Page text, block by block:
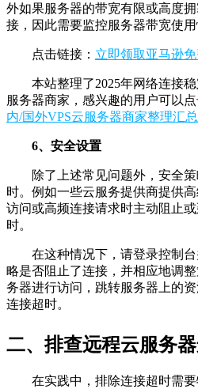
外如果服务器的带宽有限或高度
接，因此需要监控服务器带宽使用
点击链接： 立即领取亚马逊
本站整理了2025年网络连接
服务器商家，感兴趣的用户可以
内/国外VPS云服务器商家整理汇总
6、安全设置
除了上述常见问题外，安全
时。例如一些云服务提供商提供
访问或高频连接请求时主动阻止
时。
在这种情况下，请登录控制
略是否阻止了连接，并相应地调
务器进行访问，跳转服务器上的
连接超时。
二、排查远程云服务
在实践中，排除连接超时需